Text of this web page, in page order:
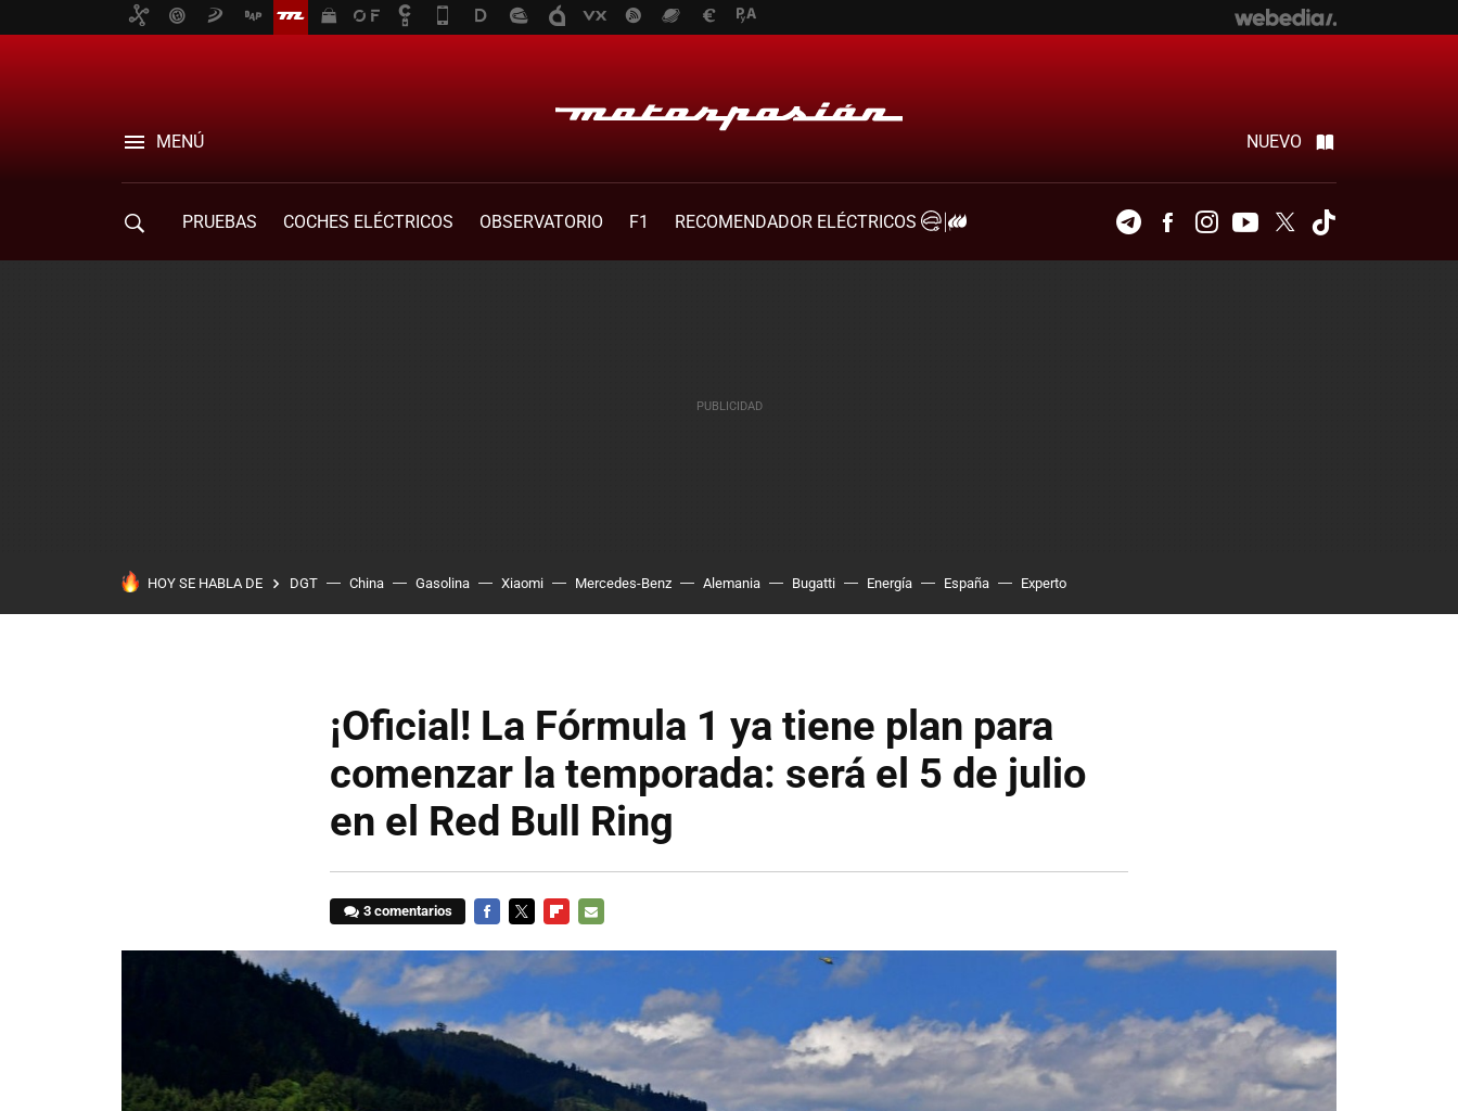
MENÚ NUEVO
PRUEBAS COCHES ELÉCTRICOS OBSERVATORIO F1
RECOMENDADOR ELÉCTRICOS
TelegramFacebookInstagramYoutubeTwitter
HOY SE HABLA DE DGT China Gasolina Xiaomi Mercedes-Benz Alemania Bugatti Energía España Experto
¡Oficial! La Fórmula 1 ya tiene plan para
comenzar la temporada: será el 5 de julio
en el Red Bull Ring
3 comentarios